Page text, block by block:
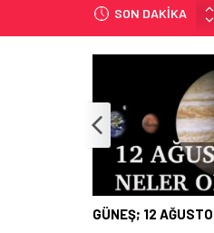
SON DAKİKA
GÜNEŞ; 12